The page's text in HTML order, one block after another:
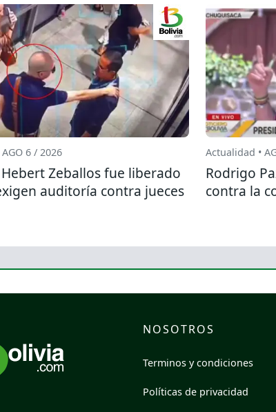
6 / 2026
Hebert Zeballos fue liberado
auditoría contra jueces
Actualidad •
Rodrigo
contra la
NOSOTROS
Terminos y condiciones
Políticas de privacidad